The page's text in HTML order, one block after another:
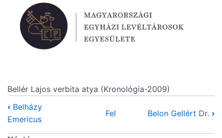
Bellér Lajos verbita atya (Kronológia-2009)
‹ Belházy
Emericus
Fel Belon Gellért Dr. ›